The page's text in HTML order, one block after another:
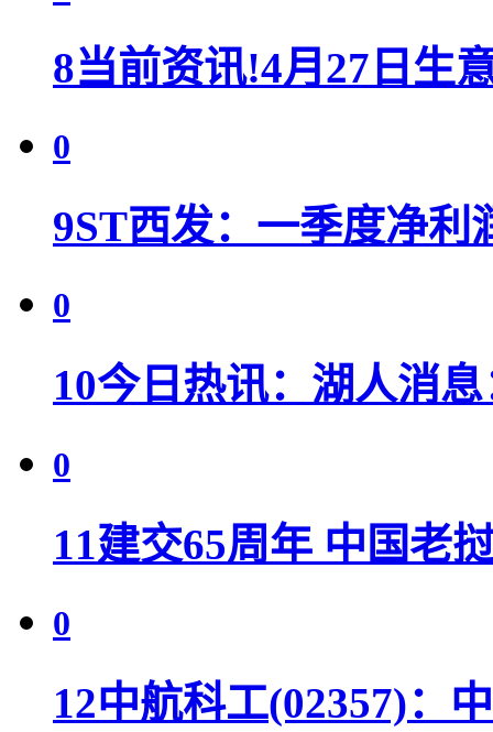
8当前资讯!4月27日生
0
9ST西发：一季度净利
0
10今日热讯：湖人消
0
11建交65周年 中国老
0
12中航科工(02357)：